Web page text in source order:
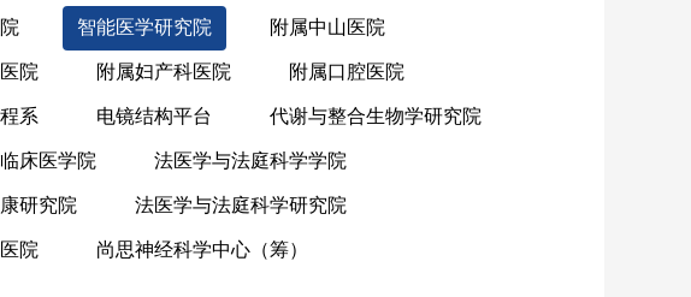
智能医学研究院 附属中山医院
院 附属妇产科医院 附属口腔医院
系 电镜结构平台 代谢与整合生物学研究院
床医学院 法医学与法庭科学学院
研究院 法医学与法庭科学研究院
院 尚思神经科学中心（筹）